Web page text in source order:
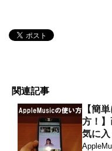
関連記事
【簡
方！
気に入